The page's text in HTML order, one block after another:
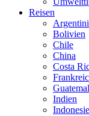
Reisen
Bolivien
Chile
China
Costa
Indien